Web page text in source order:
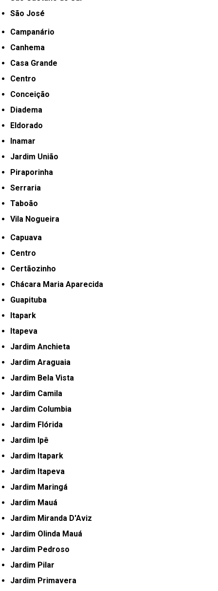
São José
Campanário
Canhema
Casa Grande
Centro
Conceição
Diadema
Eldorado
Inamar
Jardim União
Piraporinha
Serraria
Taboão
Vila Nogueira
Capuava
Centro
Certãozinho
Chácara Maria Aparecida
Guapituba
Itapark
Itapeva
Jardim Anchieta
Jardim Araguaia
Jardim Bela Vista
Jardim Camila
Jardim Columbia
Jardim Flórida
Jardim Ipê
Jardim Itapark
Jardim Itapeva
Jardim Maringá
Jardim Mauá
Jardim Miranda D'Aviz
Jardim Olinda Mauá
Jardim Pedroso
Jardim Pilar
Jardim Primavera